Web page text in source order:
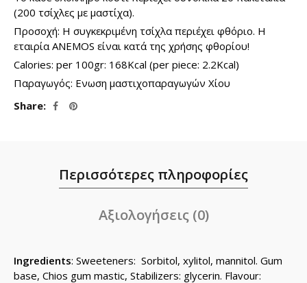
(200 τσίχλες με μαστίχα).
Προσοχή: Η συγκεκριμένη τσίχλα περιέχει φθόριο. Η
εταιρία ANEMOS είναι κατά της χρήσης φθορίου!
Calories: per 100gr: 168Kcal (per piece: 2.2Kcal)
Παραγωγός: Ενωση μαστιχοπαραγωγών Χίου
Share
Περισσότερες πληροφορίες
Αξιολογήσεις (0)
Ingredients: Sweeteners: Sorbitol, xylitol, mannitol. Gum
base, Chios gum mastic, Stabilizers: glycerin. Flavour: